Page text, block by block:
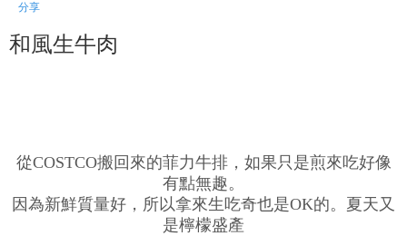
分享
和風生牛肉
從COSTCO搬回來的菲力牛排，如果只是煎來吃好像
有點無趣。
因為新鮮質量好，所以拿來生吃奇也是OK的。夏天又
是檸檬盛產